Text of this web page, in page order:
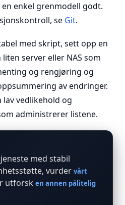
en enkel grenmodell godt.
se Git.
med skript, sett opp en
server eller NAS som
og rengjøring og
av endringer.
vedlikehold og
administrerer listene.
med stabil
vurder vårt
utforsk en annen pålitelig